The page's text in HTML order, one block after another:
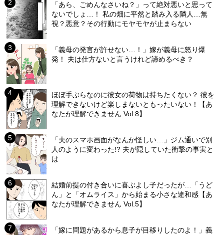
「あら、ごめんなさいね？」って絶対悪いと思って
ないでしょ…！ 私の畑に平然と踏み入る隣人…無
視？悪意？その行動にモヤモヤが止まらない
「義母の発言が許せない…！」嫁が義母に怒り爆
発！ 夫は仕方ないと言うけれど諦めるべき？
ほぼ手ぶらなのに彼女の荷物は持ちたくない？ 彼を
理解できないけど楽しまないともったいない！【あ
なたが理解できません Vol.8】
「夫のスマホ画面がなんか怪しい…」ジム通いで別
人のように変わった!? 夫が隠していた衝撃の事実と
は
結婚前提の付き合いに喜ぶよし子だったが…「うど
ん」と「オムライス」から始まる小さな違和感【あ
なたが理解できません Vol.5】
「嫁に問題があるから息子が目移りしたのよ！」義